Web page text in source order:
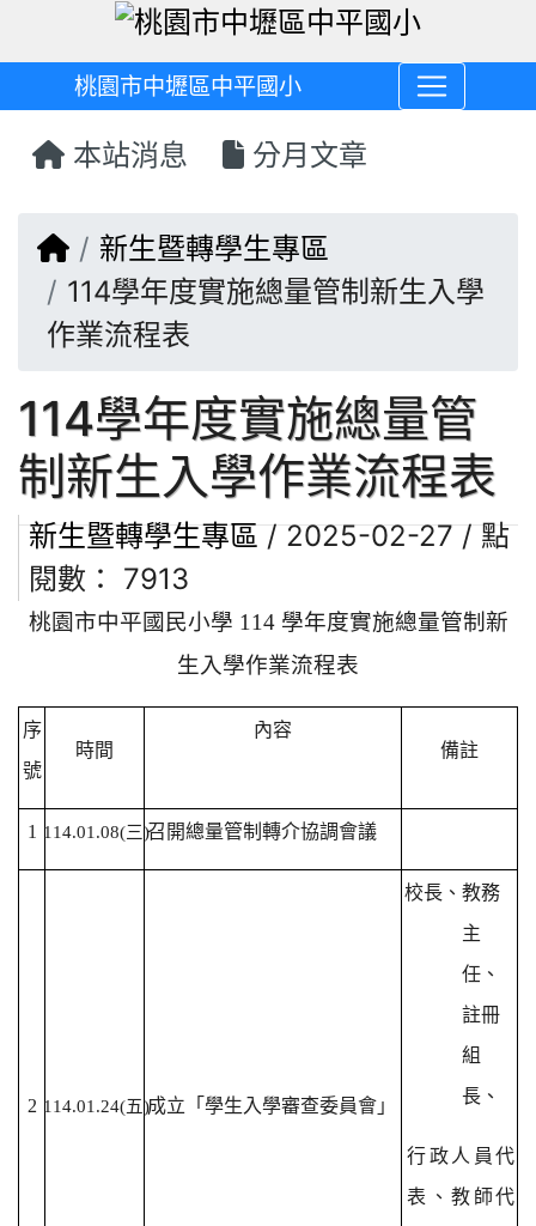
桃園市中壢區中平國小
本站消息 分月文章
回首頁
新生暨轉學生專區
114學年度實施總量管制新生入學
作業流程表
114學年度實施總量管
制新生入學作業流程表
新生暨轉學生專區/ 2025-02-27 / 點
閱數： 7913
桃園市中平國民小學 114 學年度實施總量管制新
生入學作業流程表
序
號
時間
內容
備註
1 114.01.08(三)召開總量管制轉介協調會議
2 114.01.24(五)成立「學生入學審查委員會」
校長、教務
主
任、
註冊
組
長、
行政人員代
表、教師代